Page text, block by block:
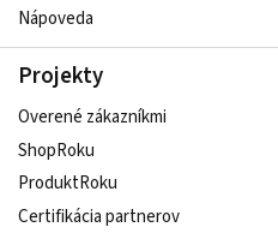
Nápoveda
Projekty
Overené zákazníkmi
ShopRoku
ProduktRoku
Certifikácia partnerov